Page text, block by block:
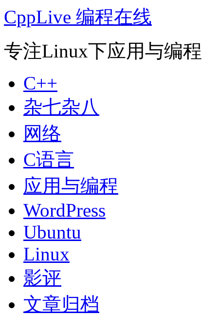
CppLive 编程在线
专注Linux下应用与编程
C++
杂七杂八
网络
C语言
应用与编程
WordPress
Ubuntu
Linux
影评
文章归档